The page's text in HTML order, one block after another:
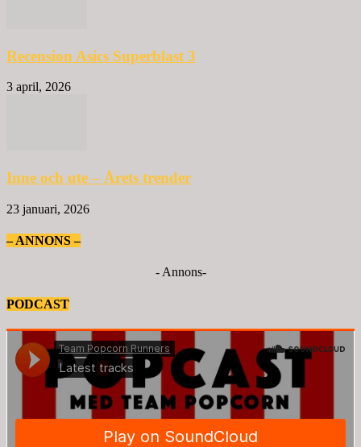
Recension Asics Superblast 3
3 april, 2026
Inne och ute – Årets trender
23 januari, 2026
– ANNONS –
- Annons-
PODCAST